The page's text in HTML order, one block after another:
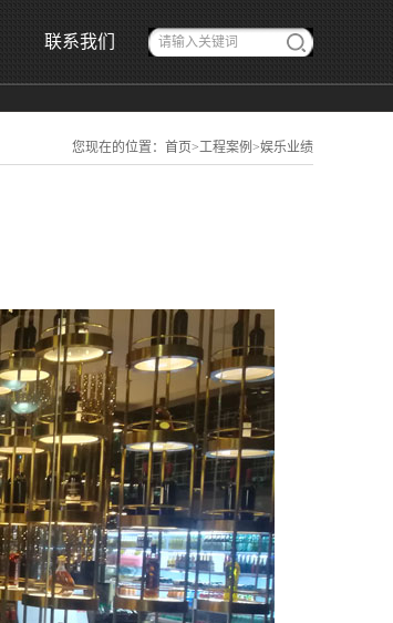
联系我们
您现在的位置： 首页>工程案例 >娱乐业绩